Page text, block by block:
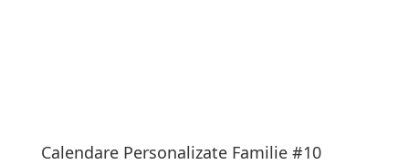
Calendare Personalizate Familie #10